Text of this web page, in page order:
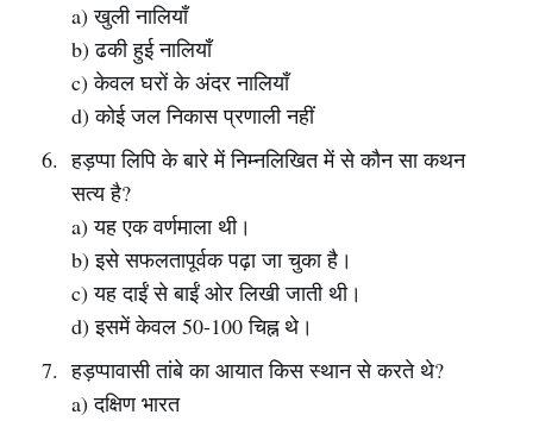
a) खुली नालियाँ
b) ढकी हुई नालियाँ
c) केवल घरों के अंदर नालियाँ
d) कोई जल निकास प्रणाली नहीं
हड़प्पा लिपि के बारे में निम्नलिखित में से कौन सा कथन
सत्य है?
a) यह एक वर्णमाला थी।
b) इसे सफलतापूर्वक पढ़ा जा चुका है।
c) यह दाईं से बाईं ओर लिखी जाती थी।
d) इसमें केवल 50-100 चिह्न थे।
हड़प्पावासी तांबे का आयात किस स्थान से करते थे?
a) दक्षिण भारत